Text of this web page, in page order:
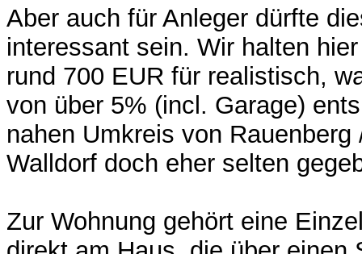
Aber auch für Anleger dürfte
interessant sein. Wir halten
rund 700 EUR für realistisch,
von über 5% (incl. Garage)
nahen Umkreis von Rauenberg
Walldorf doch eher selten
Zur Wohnung gehört eine